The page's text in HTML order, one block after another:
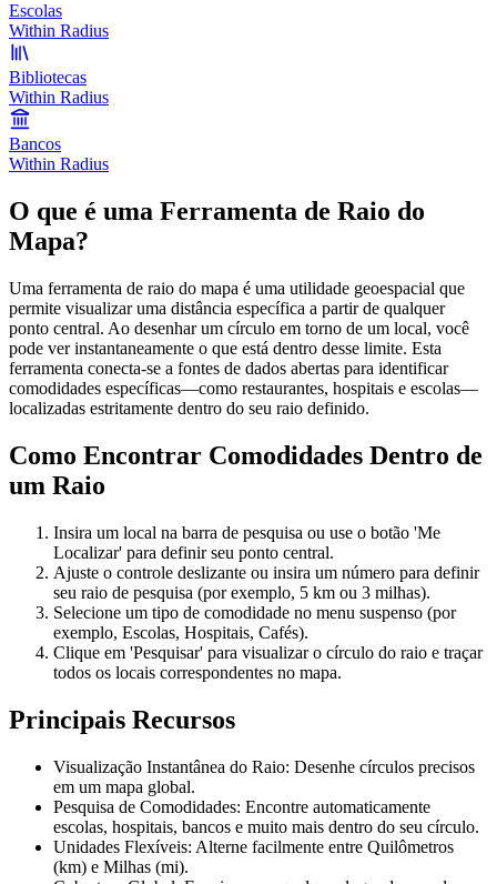
Escolas
Within Radius
Bibliotecas
Within Radius
Bancos
Within Radius
O que é uma Ferramenta de Raio do
Mapa?
Uma ferramenta de raio do mapa é uma utilidade geoespacial que
permite visualizar uma distância específica a partir de qualquer
ponto central. Ao desenhar um círculo em torno de um local, você
pode ver instantaneamente o que está dentro desse limite. Esta
ferramenta conecta-se a fontes de dados abertas para identificar
comodidades específicas—como restaurantes, hospitais e escolas—
localizadas estritamente dentro do seu raio definido.
Como Encontrar Comodidades Dentro de
um Raio
Insira um local na barra de pesquisa ou use o botão 'Me
Localizar' para definir seu ponto central.
Ajuste o controle deslizante ou insira um número para definir
seu raio de pesquisa (por exemplo, 5 km ou 3 milhas).
Selecione um tipo de comodidade no menu suspenso (por
exemplo, Escolas, Hospitais, Cafés).
Clique em 'Pesquisar' para visualizar o círculo do raio e traçar
todos os locais correspondentes no mapa.
Principais Recursos
Visualização Instantânea do Raio: Desenhe círculos precisos
em um mapa global.
Pesquisa de Comodidades: Encontre automaticamente
escolas, hospitais, bancos e muito mais dentro do seu círculo.
Unidades Flexíveis: Alterne facilmente entre Quilômetros
(km) e Milhas (mi).